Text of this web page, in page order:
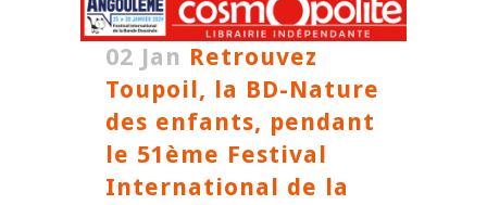
02 Jan Retrouvez
Toupoil, la BD-Nature
des enfants, pendant
le 51ème Festival
International de la